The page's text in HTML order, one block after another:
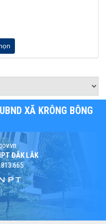
XÃ KRÔNG BÔNG
ĐẮK LẮK